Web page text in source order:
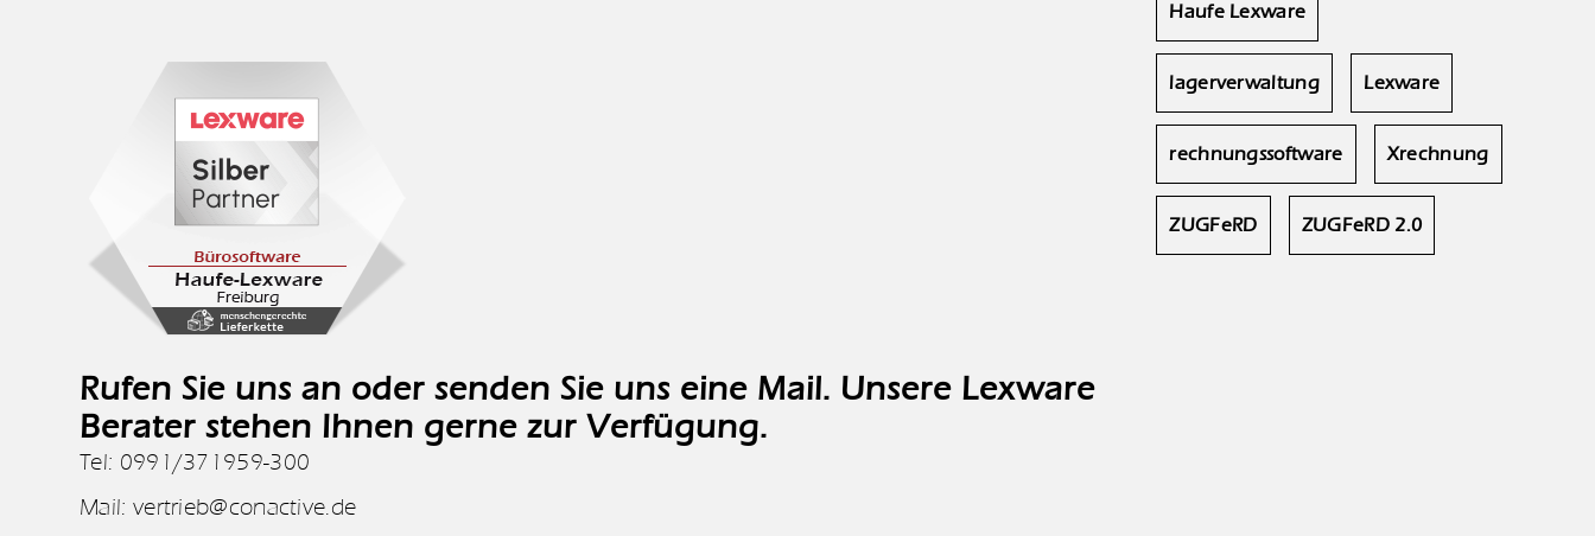
Rufen Sie uns an oder senden Sie uns eine Mail. Unsere Lexware
Berater stehen Ihnen gerne zur Verfügung.
Tel: 0991/371959-300
Mail: vertrieb@conactive.de
Haufe Lexware
lagerverwaltung Lexware
rechnungssoftware Xrechnung
ZUGFeRD ZUGFeRD 2.0